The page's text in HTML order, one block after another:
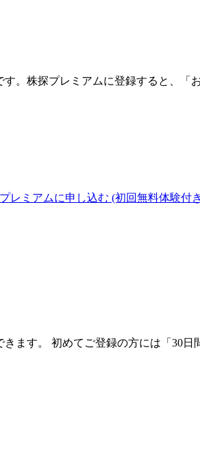
。 株探プレミアムに登録すると、「
レミアムに申し込む (初回無料体験付
ます。 初めてご登録の方には「30日